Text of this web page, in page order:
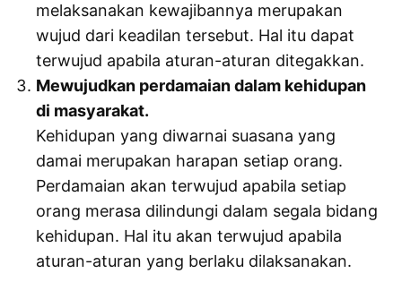
melaksanakan kewajibannya merupakan
wujud dari keadilan tersebut. Hal itu dapat
terwujud apabila aturan-aturan ditegakkan.
Mewujudkan perdamaian dalam kehidupan
di masyarakat.
Kehidupan yang diwarnai suasana yang
damai merupakan harapan setiap orang.
Perdamaian akan terwujud apabila setiap
orang merasa dilindungi dalam segala bidang
kehidupan. Hal itu akan terwujud apabila
aturan-aturan yang berlaku dilaksanakan.